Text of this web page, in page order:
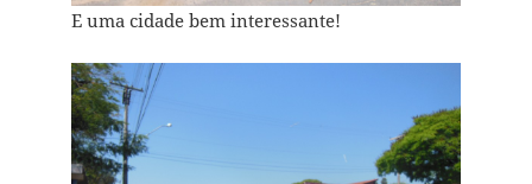
E uma cidade bem interessante!